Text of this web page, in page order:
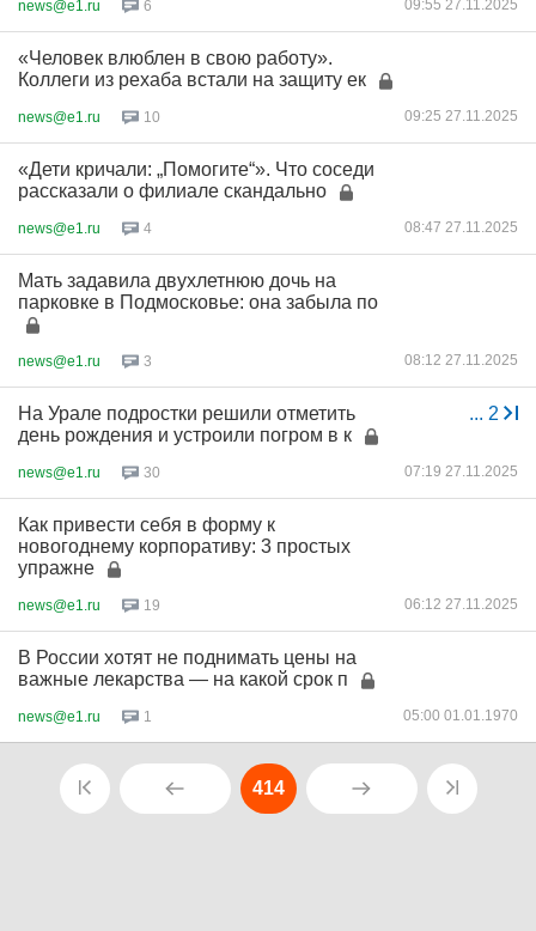
news@e1.ru 6 09:55 27.11.2025
«Человек влюблен в свою работу».
Коллеги из рехаба встали на защиту ек
news@e1.ru 10 09:25 27.11.2025
«Дети кричали: „Помогите“». Что соседи
рассказали о филиале скандально
news@e1.ru 4 08:47 27.11.2025
Мать задавила двухлетнюю дочь на
парковке в Подмосковье: она забыла по
news@e1.ru 3 08:12 27.11.2025
... 2
На Урале подростки решили отметить
день рождения и устроили погром в к
news@e1.ru 30 07:19 27.11.2025
Как привести себя в форму к
новогоднему корпоративу: 3 простых
упражне
news@e1.ru 19 06:12 27.11.2025
В России хотят не поднимать цены на
важные лекарства — на какой срок п
news@e1.ru 1 05:00 01.01.1970
414